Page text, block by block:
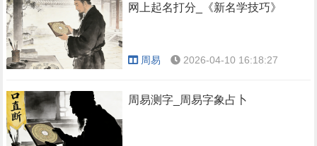
网上起名打分_《新名学技巧》
周易 2026-04-10 16:18:27
周易测字_周易字象占卜